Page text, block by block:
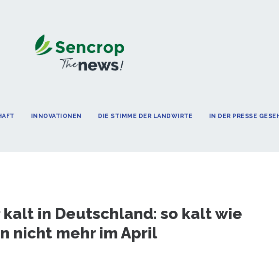
INNOVATIONEN DIE STIMME DER LANDWIRTE IN DER PRESSE
kalt in Deutschland: so kalt wie
nicht mehr im April